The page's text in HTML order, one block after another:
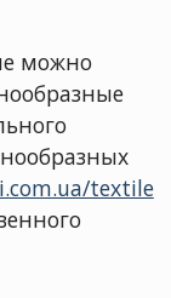
можно
textile